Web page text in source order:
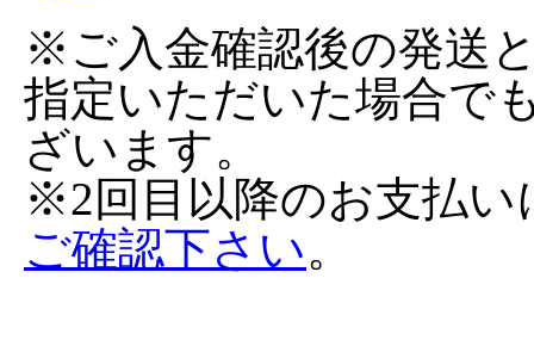
※ご入金確認後の発送
指定いただいた場合で
ざいます。
※2回目以降のお支払い
ご確認下さい。